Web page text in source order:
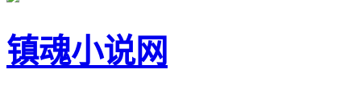
镇魂小说网